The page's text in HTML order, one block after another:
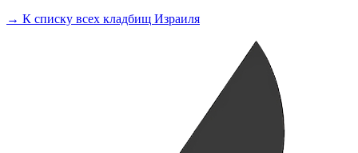
→ К списку всех кладбищ Израиля